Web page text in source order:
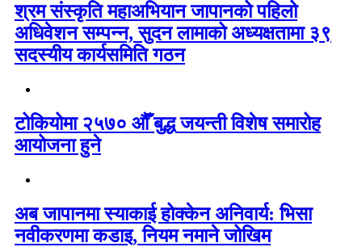
श्रम संस्कृति महाअभियान जापानको पहिलो
अधिवेशन सम्पन्न, सुदन लामाको अध्यक्षतामा ३९
सदस्यीय कार्यसमिति गठन
टोकियोमा २५७० औँ बुद्ध जयन्ती विशेष समारोह
आयोजना हुने
अब जापानमा स्याकाई होक्केन अनिवार्य: भिसा
नवीकरणमा कडाइ, नियम नमाने जोखिम